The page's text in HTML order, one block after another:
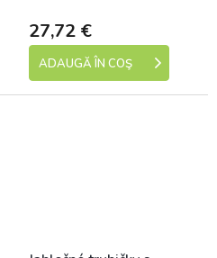
27,72 €
ADAUGĂ ÎN COŞ